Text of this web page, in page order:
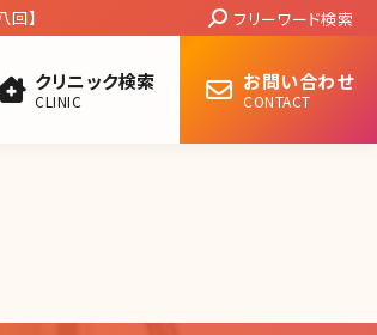
】 Search:
フリーワード検索
クリニック検索
CLINIC
お問い合わせ
CONTACT